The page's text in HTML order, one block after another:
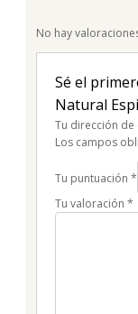
No hay
Sé el
Natural
Tu dirección
Los campos
Tu puntuación *
Tu valoración *